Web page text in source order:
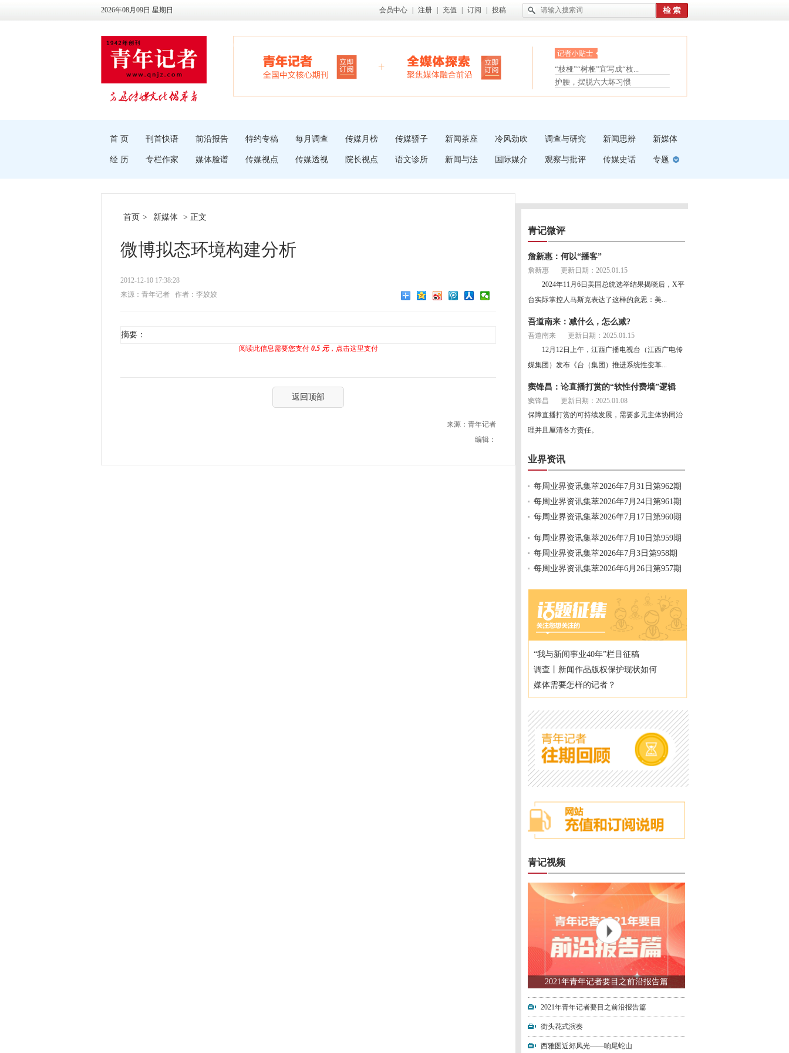
2026年08月09日 星期日 会员中心 注册 充值 订阅 投稿
眼白变红或是结膜下出血
“枝桠”“树桠”宜写成“枝...
夏天缓解疲劳有三招
护腰，摆脱六大坏习惯
受伤了冰敷还是热敷
首 页 刊首快语 前沿报告 特约专稿 每月调查 传媒月榜 传媒骄子 新闻茶座 冷风劲吹 调查与研究 新闻思辨 新媒体
经 历 专栏作家 媒体脸谱 传媒视点 传媒透视 院长视点 语文诊所 新闻与法 国际媒介 观察与批评 传媒史话 专题
首页 > 新媒体 > 正文
微博拟态环境构建分析
2012-12-10 17:38:28
来源：青年记者
作者：李姣姣
摘要：
阅读此信息需要您支付 0.5 元，点击这里支付
返回顶部
来源：青年记者
编辑：
青记微评
詹新惠：何以“播客”
詹新惠
更新日期：2025.01.15
2024年11月6日美国总统选举结果揭晓后，X平
台实际掌控人马斯克表达了这样的意思：美...
吾道南来：减什么，怎么减?
吾道南来
更新日期：2025.01.15
12月12日上午，江西广播电视台（江西广电传
媒集团）发布《台（集团）推进系统性变革...
窦锋昌：论直播打赏的“软性付费墙”逻辑
窦锋昌
更新日期：2025.01.08
保障直播打赏的可持续发展，需要多元主体协同治
理并且厘清各方责任。
业界资讯
每周业界资讯集萃2026年7月31日第962期
每周业界资讯集萃2026年7月24日第961期
每周业界资讯集萃2026年7月17日第960期
每周业界资讯集萃2026年7月10日第959期
每周业界资讯集萃2026年7月3日第958期
每周业界资讯集萃2026年6月26日第957期
“我与新闻事业40年”栏目征稿
调查丨新闻作品版权保护现状如何
媒体需要怎样的记者？
青记视频
2021年青年记者要目之前沿报告篇
2021年青年记者要目之前沿报告篇
街头花式演奏
西雅图近郊风光——响尾蛇山